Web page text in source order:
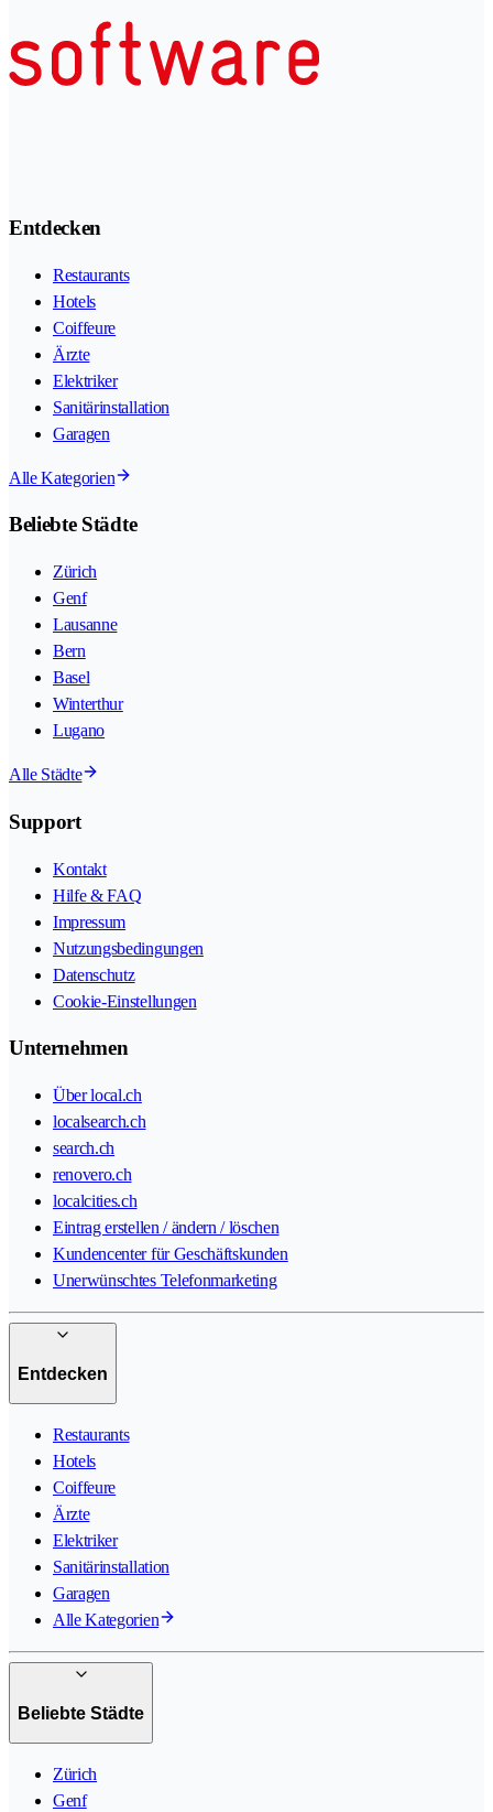
Entdecken
Restaurants
Hotels
Coiffeure
Ärzte
Elektriker
Sanitärinstallation
Garagen
Alle Kategorien
Beliebte Städte
Zürich
Genf
Lausanne
Bern
Basel
Winterthur
Lugano
Alle Städte
Support
Kontakt
Hilfe & FAQ
Impressum
Nutzungsbedingungen
Datenschutz
Cookie-Einstellungen
Unternehmen
Über local.ch
localsearch.ch
search.ch
renovero.ch
localcities.ch
Eintrag erstellen / ändern / löschen
Kundencenter für Geschäftskunden
Unerwünschtes Telefonmarketing
Entdecken
Restaurants
Hotels
Coiffeure
Ärzte
Elektriker
Sanitärinstallation
Garagen
Alle Kategorien
Beliebte Städte
Zürich
Genf